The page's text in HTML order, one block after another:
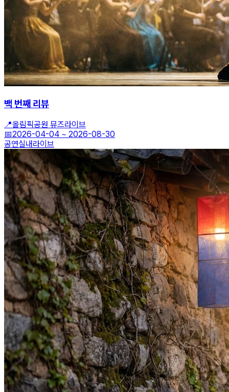
백 번째 리뷰
📍올림픽공원 뮤즈라이브
📅2026-04-04 ~ 2026-08-30
공연실내라이브